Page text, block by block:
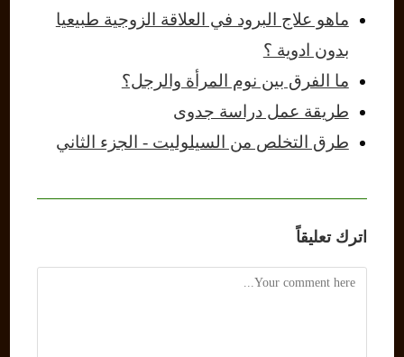
ماهو علاج البرود في العلاقة الزوجية طبيعيا
بدون ادوية ؟
ما الفرق بين نوم المرأة والرجل؟
طريقة عمل دراسة جدوى
طرق التخلص من السيلوليت - الجزء الثاني
اترك تعليقاً
Comment